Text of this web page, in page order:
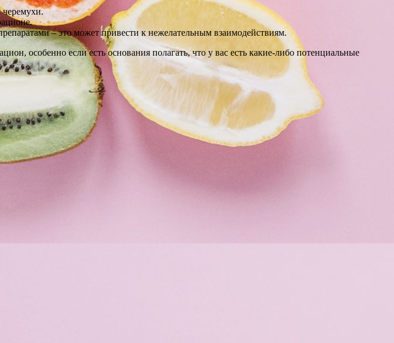
черемухи.
– это может привести к нежелательным взаимодействиям.
особенно если есть основания полагать, что у вас есть какие-либо потенциальные